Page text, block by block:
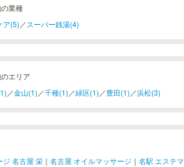
業種
ア(5) ／ スーパー銭湯(4)
エリア
／金山(1) ／千種(1) ／緑区(1) ／豊田(1) ／浜松(3)
ジ 名古屋 栄 ｜ 名古屋 オイルマッサージ ｜ 名駅 エステ